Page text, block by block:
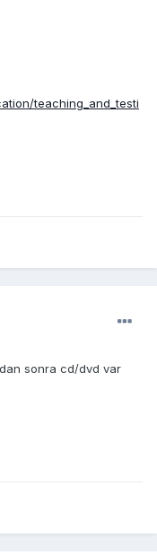
teaching_and_testi
sonra cd/dvd var